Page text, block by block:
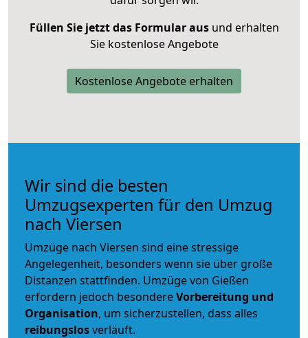
Füllen Sie jetzt das Formular ausund erhalten
Sie kostenlose Angebote
Kostenlose Angebote erhalten
Wir sind die besten
Umzugsexperten für den Umzug
nach Viersen
Umzüge nach Viersen sind eine stressige
Angelegenheit, besonders wenn sie über große
Distanzen stattfinden. Umzüge von Gießen
erfordern jedoch besondereVorbereitung und
Organisation, um sicherzustellen, dass alles
reibungslosverläuft.